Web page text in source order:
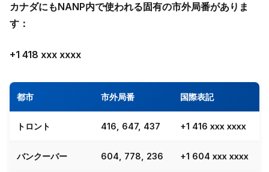
カナダにもNANP内で使われる固有の市外局番がありま
す：
+1 418 xxx xxxx
都市 市外局番 国際表記
トロント 416, 647, 437 +1 416 xxx xxxx
バンクーバー 604, 778, 236 +1 604 xxx xxxx